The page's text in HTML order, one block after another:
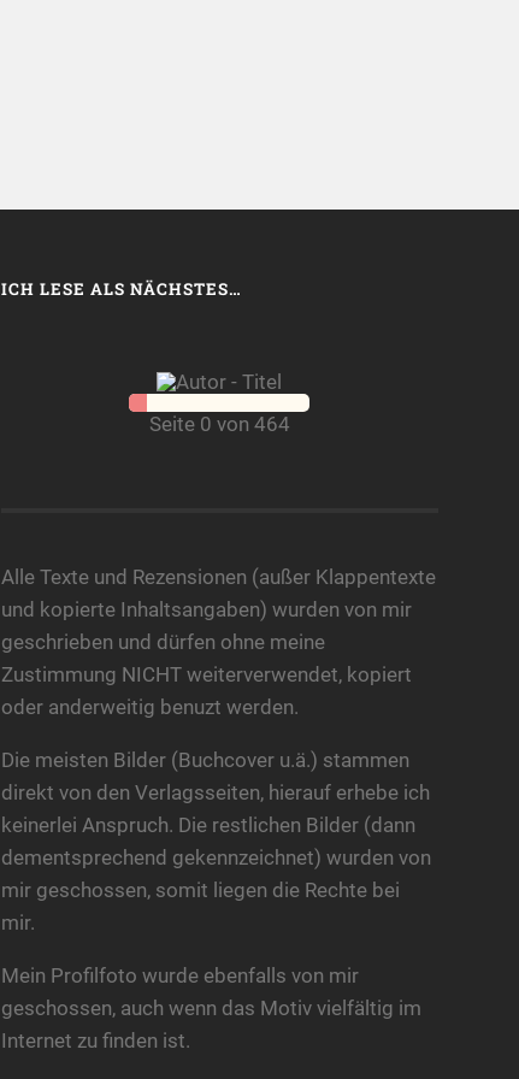
ICH LESE ALS NÄCHSTES…
Seite 0 von 464
Alle Texte und Rezensionen (außer Klappentexte
und kopierte Inhaltsangaben) wurden von mir
geschrieben und dürfen ohne meine
Zustimmung NICHT weiterverwendet, kopiert
oder anderweitig benuzt werden.
Die meisten Bilder (Buchcover u.ä.) stammen
direkt von den Verlagsseiten, hierauf erhebe ich
keinerlei Anspruch. Die restlichen Bilder (dann
dementsprechend gekennzeichnet) wurden von
mir geschossen, somit liegen die Rechte bei
mir.
Mein Profilfoto wurde ebenfalls von mir
geschossen, auch wenn das Motiv vielfältig im
Internet zu finden ist.